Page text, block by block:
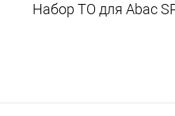
Набор ТО для Abac